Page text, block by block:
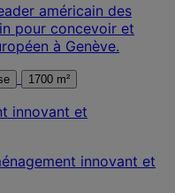
américain des
pour concevoir et
à Genève.
1700 m²
innovant et